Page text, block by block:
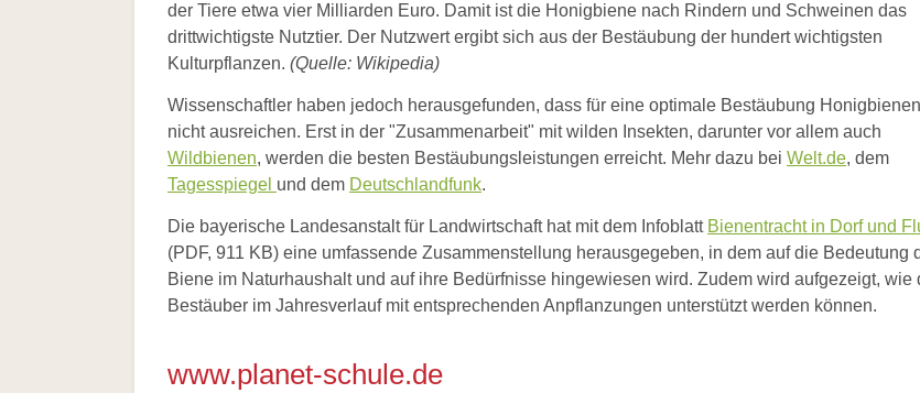
Wildbienen
Wildbienenarten
Bestäubungsfunktion
Gefährdung
Schutz
Hilfe
Literatur
Links
Gärtnern
Allgemein
Links
Biologische
der Tiere etwa vier Milliarden Euro. Damit ist die Honigbiene nach Rindern und Schweinen das
drittwichtigste Nutztier. Der Nutzwert ergibt sich aus der Bestäubung der hundert wichtigsten
Kulturpflanzen. (Quelle: Wikipedia)
Wissenschaftler haben jedoch herausgefunden, dass für eine optimale Bestäubung
nicht ausreichen. Erst in der "Zusammenarbeit" mit wilden Insekten, darunter vor allem auch
Wildbienen, werden die besten Bestäubungsleistungen erreicht. Mehr dazu bei Welt.de, dem
Tagesspiegel und dem Deutschlandfunk.
Die bayerische Landesanstalt für Landwirtschaft hat mit dem Infoblatt Bienentracht in Dorf und
(PDF, 911 KB) eine umfassende Zusammenstellung herausgegeben, in dem auf die Bedeutung
Biene im Naturhaushalt und auf ihre Bedürfnisse hingewiesen wird. Zudem wird aufgezeigt, wie
Bestäuber im Jahresverlauf mit entsprechenden Anpflanzungen unterstützt werden können.
www.planet-schule.de